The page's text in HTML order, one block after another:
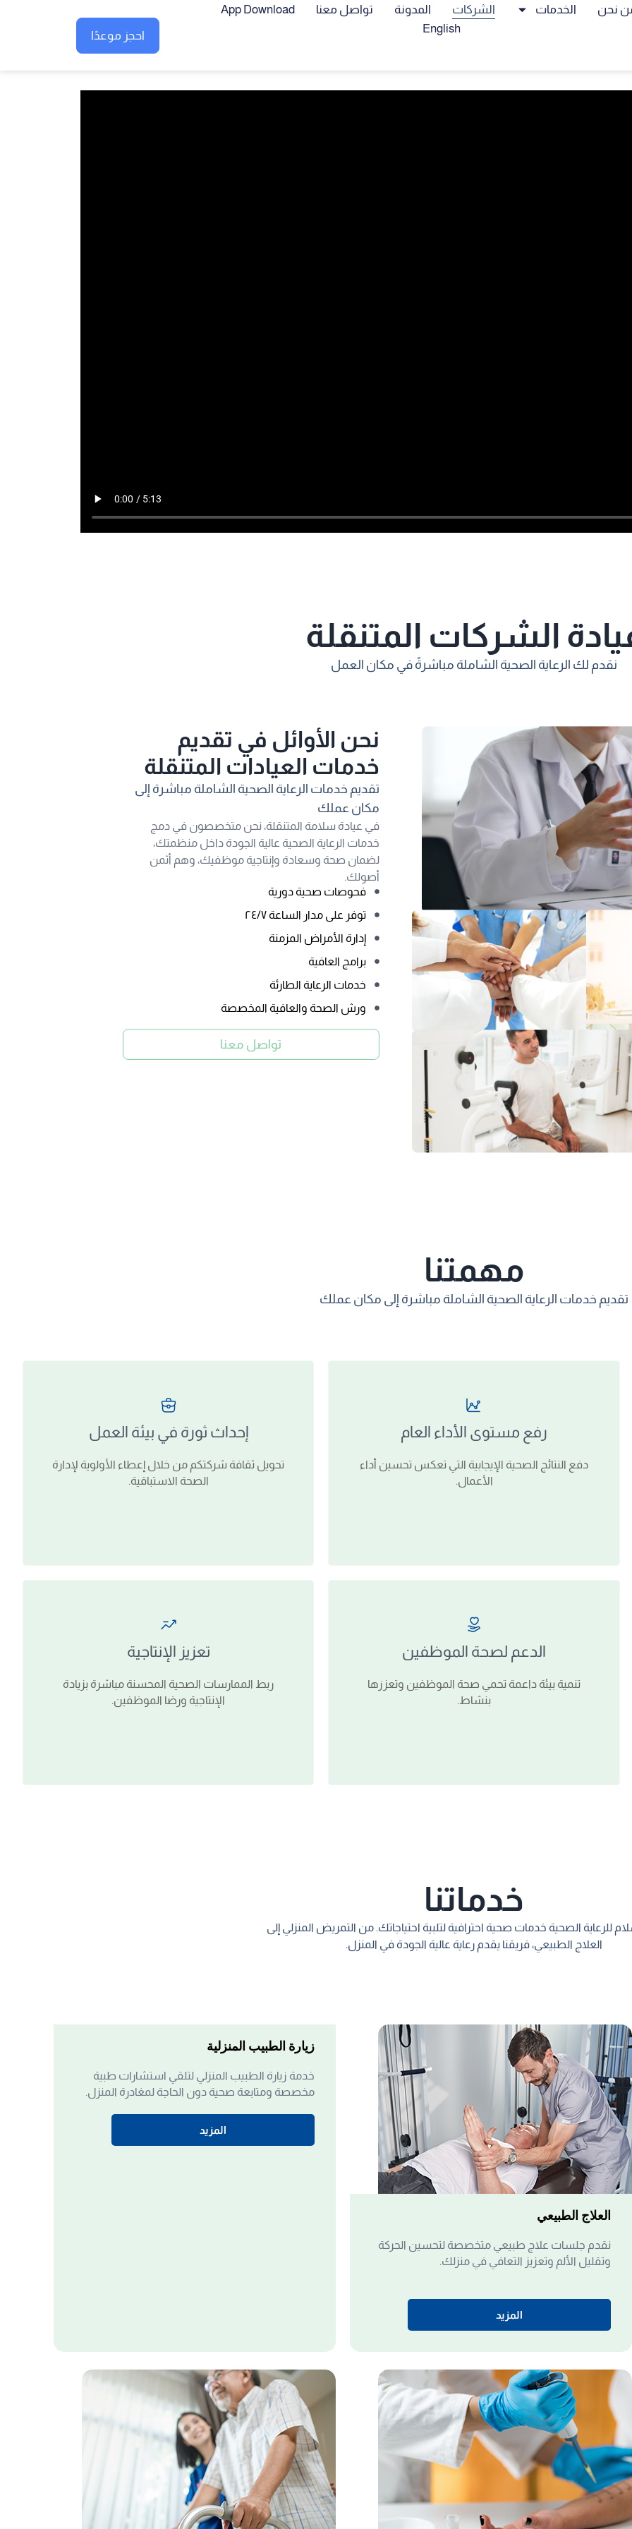
نحن الخدمات الشركات المدونة تواصل معنا
App Download
English
احجز موعدًا
الشركات المتنقلة
نقدم لك الرعاية الصحية الشاملة مباشرةً في مكان العمل
نحن الأوائل في تقديم
خدمات العيادات المتنقلة
تقديم خدمات الرعاية الصحية الشاملة مباشرة إلى
مكان عملك
في عيادة سلامة المتنقلة، نحن متخصصون في دمج
خدمات الرعاية الصحية عالية الجودة داخل منظمتك،
لضمان صحة وسعادة وإنتاجية موظفيك، وهم أثمن
أصولك.
فحوصات صحية دورية
توفر على مدار الساعة ٢٤/٧
إدارة الأمراض المزمنة
برامج العافية
خدمات الرعاية الطارئة
ورش الصحة والعافية المخصصة
تواصل معنا
مهمتنا
تقديم خدمات الرعاية الصحية الشاملة مباشرة إلى مكان عملك
رفع مستوى الأداء العام
دفع النتائج الصحية الإيجابية التي تعكس تحسين أداء
الأعمال.
إحداث ثورة في بيئة العمل
تحويل ثقافة شركتكم من خلال إعطاء الأولوية لإدارة
الصحة الاستباقية.
الدعم لصحة الموظفين
تنمية بيئة داعمة تحمي صحة الموظفين وتعززها
بنشاط.
تعزيز الإنتاجية
ربط الممارسات الصحية المحسنة مباشرة بزيادة
الإنتاجية ورضا الموظفين.
خدماتنا
للرعاية الصحية خدمات صحية احترافية لتلبية احتياجاتك. من التمريض المنزلي إلى
العلاج الطبيعي، فريقنا يقدم رعاية عالية الجودة في المنزل.
العلاج الطبيعي
نقدم جلسات علاج طبيعي متخصصة لتحسين الحركة
وتقليل الألم وتعزيز التعافي في منزلك.
المزيد
زيارة الطبيب المنزلية
خدمة زيارة الطبيب المنزلي لتلقي استشارات طبية
مخصصة ومتابعة صحية دون الحاجة لمغادرة المنزل.
المزيد